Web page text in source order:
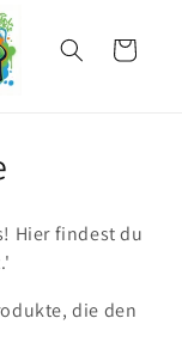
Warenkorb
Hier findest du
die den